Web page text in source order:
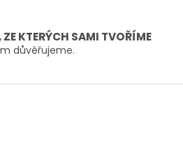
p
i
s
KTERÝCH SAMI TVOŘÍME
důvěřujeme.